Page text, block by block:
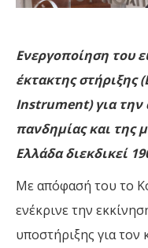
Ενεργοποίηση του
έκτακτης στήριξης
Instrument) για την
πανδημίας και της
Ελλάδα διεκδικεί
Με απόφασή του το
ενέκρινε την
υποστήριξης για